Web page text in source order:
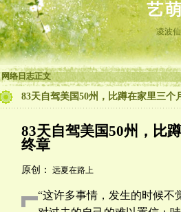
艺
凌波
网络日志正文
83天自驾美国50州，比蹲在家里三个
83天自驾美国50州，比
终章
原创： 远夏在路上
“这许多事情，发生的时候不